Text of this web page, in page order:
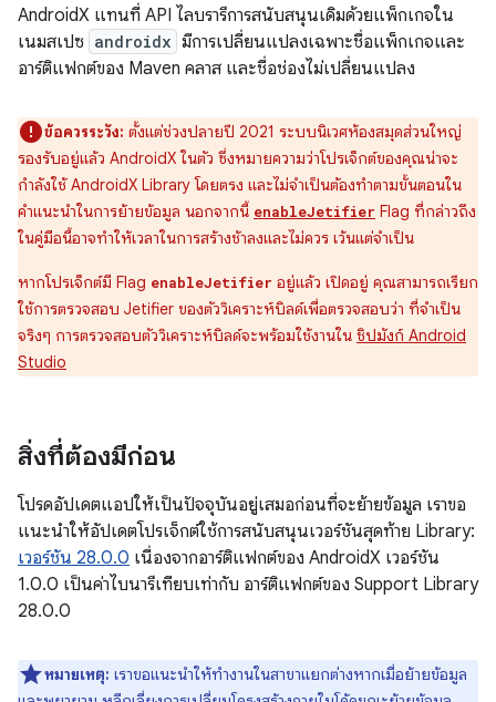
AndroidX แทนที่ API ไลบรารีการสนับสนุนเดิมด้วยแพ็กเกจใน
เนมสเปซ androidx มีการเปลี่ยนแปลงเฉพาะชื่อแพ็กเกจและ
อาร์ติแฟกต์ของ Maven คลาส และชื่อช่องไม่เปลี่ยนแปลง
ข้อควรระวัง: ตั้งแต่ช่วงปลายปี 2021 ระบบนิเวศห้องสมุดส่วนใหญ่
รองรับอยู่แล้ว AndroidX ในตัว ซึ่งหมายความว่าโปรเจ็กต์ของคุณน่าจะ
กำลังใช้ AndroidX Library โดยตรง และไม่จำเป็นต้องทำตามขั้นตอนใน
คำแนะนำในการย้ายข้อมูล นอกจากนี้ enableJetifier Flag ที่กล่าวถึง
ในคู่มือนี้อาจทำให้เวลาในการสร้างช้าลงและไม่ควร เว้นแต่จำเป็น
หากโปรเจ็กต์มี Flag enableJetifier อยู่แล้ว เปิดอยู่ คุณสามารถเรียก
ใช้การตรวจสอบ Jetifier ของตัววิเคราะห์บิลด์เพื่อตรวจสอบว่า ที่จำเป็น
จริงๆ การตรวจสอบตัววิเคราะห์บิลด์จะพร้อมใช้งานใน ชิปมังก์ Android
Studio
สิ่งที่ต้องมีก่อน
โปรดอัปเดตแอปให้เป็นปัจจุบันอยู่เสมอก่อนที่จะย้ายข้อมูล เราขอ
แนะนำให้อัปเดตโปรเจ็กต์ใช้การสนับสนุนเวอร์ชันสุดท้าย Library:
เวอร์ชัน 28.0.0 เนื่องจากอาร์ติแฟกต์ของ AndroidX เวอร์ชัน
1.0.0 เป็นค่าไบนารีเทียบเท่ากับ อาร์ติแฟกต์ของ Support Library
28.0.0
หมายเหตุ: เราขอแนะนำให้ทำงานในสาขาแยกต่างหากเมื่อย้ายข้อมูล